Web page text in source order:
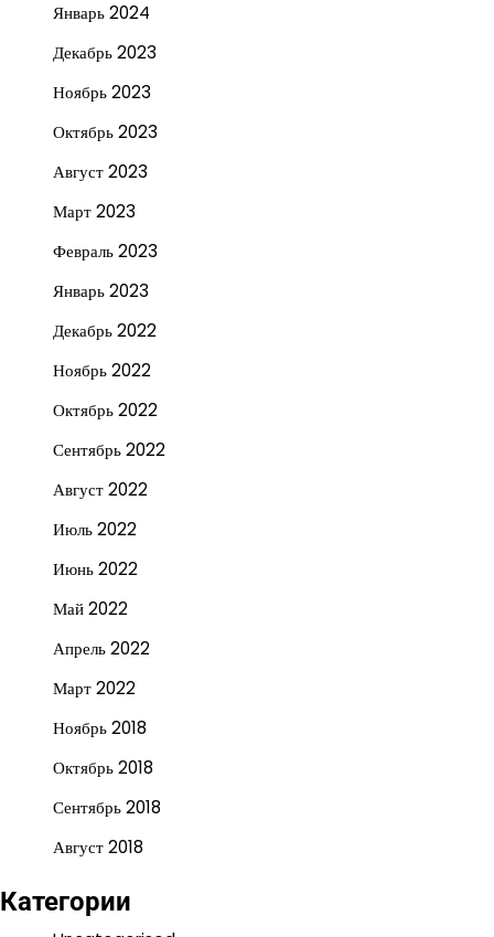
Январь 2024
Декабрь 2023
Ноябрь 2023
Октябрь 2023
Август 2023
Март 2023
Февраль 2023
Январь 2023
Декабрь 2022
Ноябрь 2022
Октябрь 2022
Сентябрь 2022
Август 2022
Июль 2022
Июнь 2022
Май 2022
Апрель 2022
Март 2022
Ноябрь 2018
Октябрь 2018
Сентябрь 2018
Август 2018
Категории